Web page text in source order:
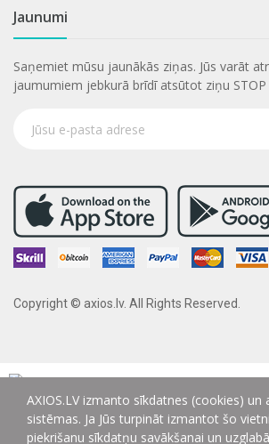
Jaunumi
Saņemiet mūsu jaunākās ziņas. Jūs varāt
jaumumiem jebkurā brīdī atsūtot ziņu
Copyright © axios.lv. All Rights Reserved.
AXIOS.LV izmanto sīkdatnes (cookies) un
sistēmas. Ja Jūs turpināt izmantot šo
piekrišanu sīkdatņu savākšanai un